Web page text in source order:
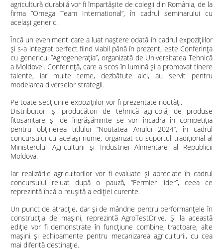
agricultură durabilă vor fi împartășite de colegii din România, de la
firma ”Omega Team International”, în cadrul seminarului cu
același generic.
Încă un eveniment care a luat naștere odată în cadrul expozițiilor
și s-a integrat perfect fiind viabil până în prezent, este Conferința
cu genericul ”Agrogenerația”, organizată de Universitatea Tehnică
a Moldovei. Conferință, care a scos în lumină și a promovat tinere
talente, iar multe teme, dezbătute aici, au servit pentru
modelarea diverselor strategii.
Pe toate secţiunile expoziţiilor vor fi prezentate noutăți.
Distribuitori şi producători de tehnică agricolă, de produse
fitosanitare şi de îngrăşăminte se vor încadra în competiția
pentru obținerea titlului “Noutatea Anului 2024”, în cadrul
concursului cu același nume, organizat cu suportul tradițional al
Ministerului Agriculturii şi Industriei Alimentare al Republicii
Moldova.
Iar realizările agricultorilor vor fi evaluate și apreciate în cadrul
concursului reluat după o pauză, “Fermier lider”, ceea ce
reprezintă încă o reușită a ediției curente.
Un punct de atracție, dar și de mândrie pentru performanțele în
construcția de mașini, reprezintă AgroTestDrive. Și la această
ediție vor fi demonstrate în funcțiune combine, tractoare, alte
maşini şi echipamente pentru mecanizarea agriculturii, cu cea
mai diferită destinaţie.